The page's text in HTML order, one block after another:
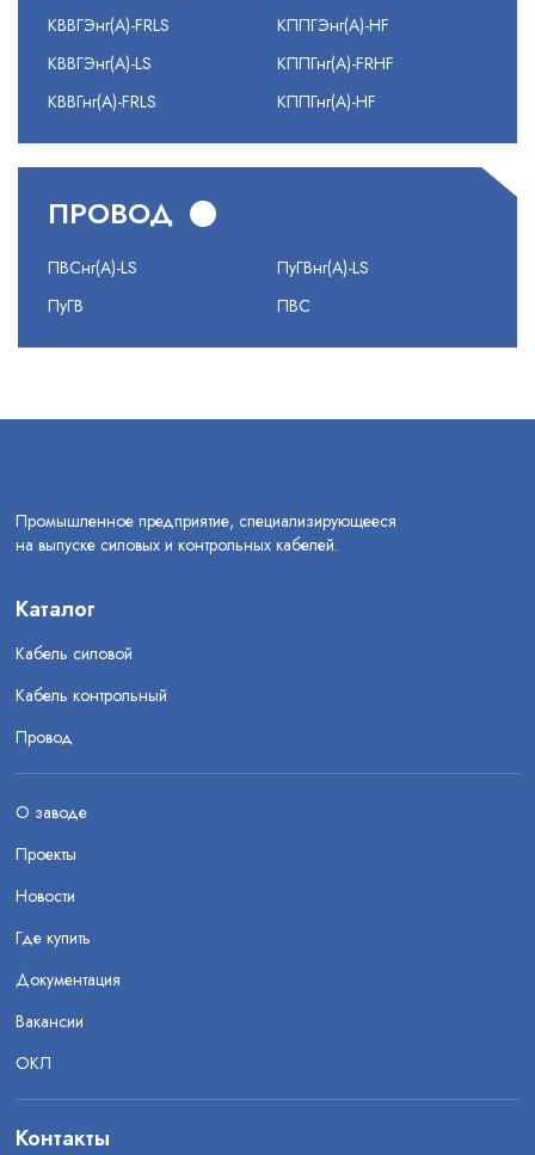
КВВГЭнг(А)-FRLS
КВВГЭнг(А)-LS
КВВГнг(А)-FRLS
КППГЭнг(А)-HF
КППГнг(А)-FRHF
КППГнг(А)-HF
ПРОВОД
ПВСнг(А)-LS
ПуГВ
ПуГВнг(А)-LS
ПВС
Промышленное предприятие, специализирующееся
на выпуске силовых и контрольных кабелей.
Каталог
Кабель силовой
Кабель контрольный
Провод
О заводе
Проекты
Новости
Где купить
Документация
Вакансии
ОКЛ
Контакты